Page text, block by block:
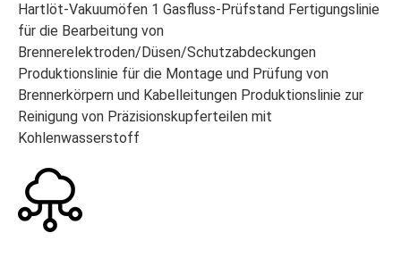
Hartlöt-Vakuumöfen 1 Gasfluss-Prüfstand Fertigungslinie
für die Bearbeitung von
Brennerelektroden/Düsen/Schutzabdeckungen
Produktionslinie für die Montage und Prüfung von
Brennerkörpern und Kabelleitungen Produktionslinie zur
Reinigung von Präzisionskupferteilen mit
Kohlenwasserstoff